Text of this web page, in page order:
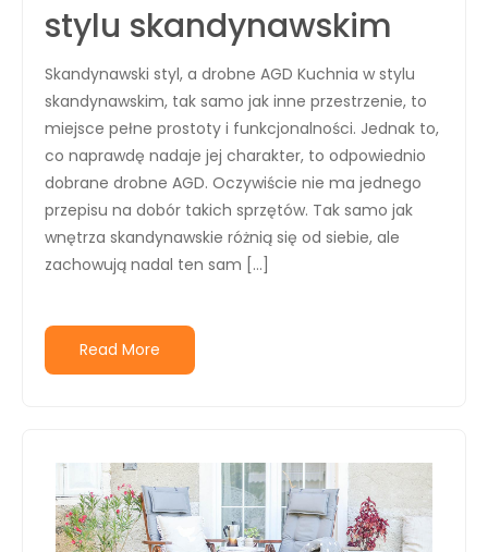
stylu skandynawskim
Skandynawski styl, a drobne AGD Kuchnia w stylu
skandynawskim, tak samo jak inne przestrzenie, to
miejsce pełne prostoty i funkcjonalności. Jednak to,
co naprawdę nadaje jej charakter, to odpowiednio
dobrane drobne AGD. Oczywiście nie ma jednego
przepisu na dobór takich sprzętów. Tak samo jak
wnętrza skandynawskie różnią się od siebie, ale
zachowują nadal ten sam […]
Read More